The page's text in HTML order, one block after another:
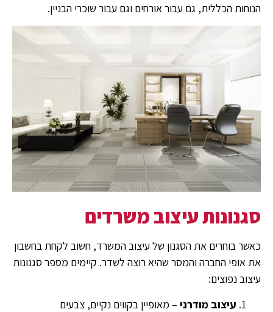
הנוחות הכללית, גם עבור אורחים וגם עבור שוכרי הבניין.
סגנונות עיצוב משרדים
כאשר בוחרים את הסגנון של עיצוב המשרד, חשוב לקחת בחשבון
את אופי החברה והמסר שהיא רוצה לשדר. קיימים מספר סגנונות
עיצוב נפוצים:
עיצוב מודרני – מאופיין בקווים נקיים, צבעים